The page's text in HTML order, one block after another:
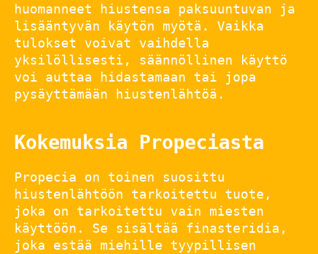
huomanneet hiustensa paksuuntuvan ja
lisääntyvän käytön myötä. Vaikka
tulokset voivat vaihdella
yksilöllisesti, säännöllinen käyttö
voi auttaa hidastamaan tai jopa
pysäyttämään hiustenlähtöä.
Kokemuksia Propeciasta
Propecia on toinen suosittu
hiustenlähtöön tarkoitettu tuote,
joka on tarkoitettu vain miesten
käyttöön. Se sisältää finasteridia,
joka estää miehille tyypillisen